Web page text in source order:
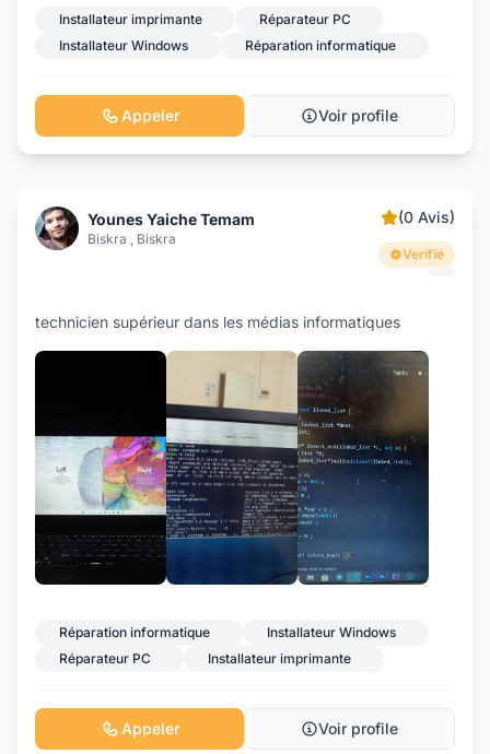
Installateur imprimante
Réparateur PC
Installateur Windows
Réparation informatique
Appeler Voir profile
Younes Yaiche Temam
Biskra , Biskra
(0 Avis)
Verifié
technicien supérieur dans les médias informatiques
Réparation informatique
Installateur Windows
Réparateur PC
Installateur imprimante
Appeler Voir profile